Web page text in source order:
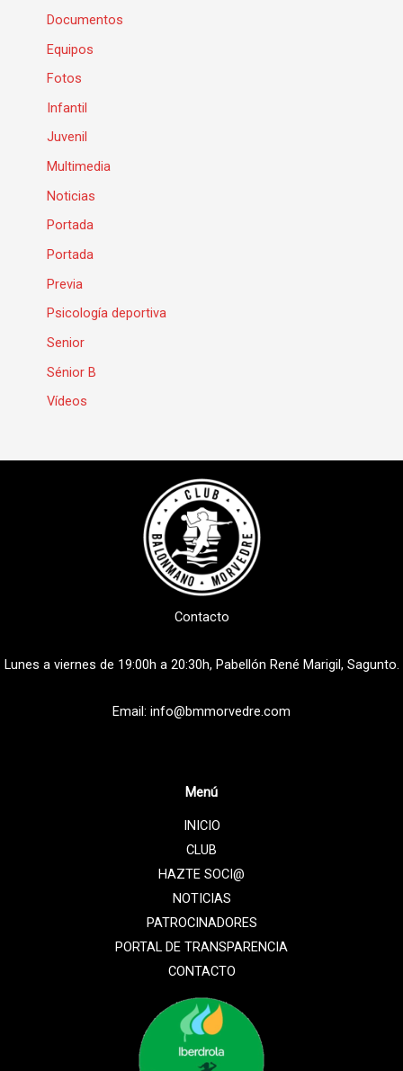
Documentos
Equipos
Fotos
Infantil
Juvenil
Multimedia
Noticias
Portada
Portada
Previa
Psicología deportiva
Senior
Sénior B
Vídeos
Contacto
Lunes a viernes de 19:00h a 20:30h, Pabellón René Marigil, Sagunto.
Email: info@bmmorvedre.com
Menú
INICIO
CLUB
HAZTE SOCI@
NOTICIAS
PATROCINADORES
PORTAL DE TRANSPARENCIA
CONTACTO